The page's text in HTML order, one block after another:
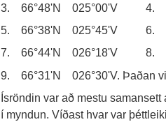
3. 66°48'N 025°00'V 4.
5. 66°38'N 025°45'V 6.
7. 66°44'N 026°18'V 8.
9. 66°31'N 026°30'V. Þaðan
Ísröndin var að mestu
í myndun. Víðast hvar var